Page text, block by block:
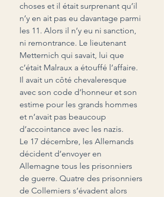
choses et il était surprenant qu’il
n’y en ait pas eu davantage parmi
les 11. Alors il n’y eu ni sanction,
ni remontrance. Le lieutenant
Metternich qui savait, lui que
c’était Malraux a étouffé l’affaire.
Il avait un côté chevaleresque
avec son code d’honneur et son
estime pour les grands hommes
et n’avait pas beaucoup
d’accointance avec les nazis.
Le 17 décembre, les Allemands
décident d’envoyer en
Allemagne tous les prisonniers
de guerre. Quatre des prisonniers
de Collemiers s’évadent alors